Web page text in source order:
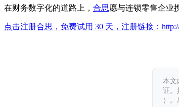
在财务数字化的道路上， 合思愿与连锁零售企业
点击注册合思，免费试用 30 天，注册链接：
本文
证。
）。